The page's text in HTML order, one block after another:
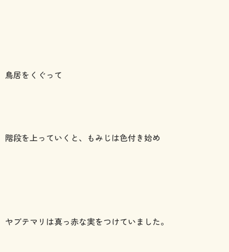
鳥居をくぐって
階段を上っていくと、もみじは色付き始め
ヤブテマリは真っ赤な実をつけていました。